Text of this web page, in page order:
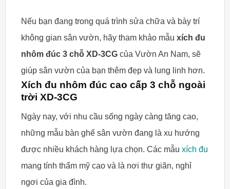
Nếu bạn đang trong quá trình sửa chữa và bày trí
không gian sân vườn, hãy tham khảo mẫu xích đu
nhôm đúc 3 chỗ XD-3CGcủa Vườn An Nam, sẽ
giúp sân vườn của bạn thêm đẹp và lung linh hơn.
Xích đu nhôm đúc cao cấp 3 chỗ ngoài
trời XD-3CG
Ngày nay, với nhu cầu sống ngày càng tăng cao,
những mẫu bàn ghế sân vườn đang là xu hướng
được nhiều khách hàng lựa chọn. Các mẫu xích đu
mang tính thẩm mỹ cao và là nơi thư giãn, nghỉ
ngơi của gia đình.